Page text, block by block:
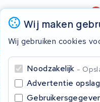
Beoordeling4,6/5
Accessoires
Wij maken
Wij gebruiken cookies
Noodzakelijk
Advertentie opslag